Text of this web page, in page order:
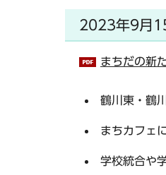
2023年9月
まちだの新
鶴川東・鶴
まちカフェ
学校統合や